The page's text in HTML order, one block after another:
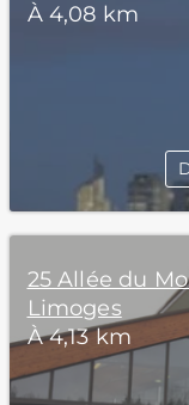
À 4,08 km
25 Allée du
Limoges
À 4,13 km